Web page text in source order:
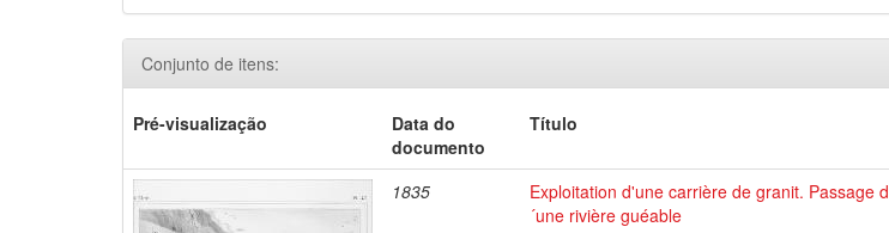
Conjunto de itens:
Pré-visualização
Data do
documento
Título
1835
Exploitation d'une carrière de granit. Passage d
´une rivière guéable